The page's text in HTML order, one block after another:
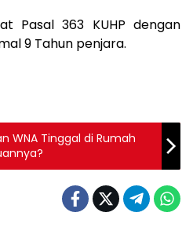
Pasal 363 KUHP dengan
9 Tahun penjara.
WNA Tinggal di Rumah